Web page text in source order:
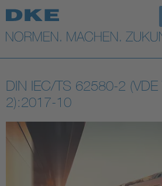
Top-Themen
VDE Fokusthemen
Digital Security
Energy
DIN IEC/TS 62580-2
2):2017-10